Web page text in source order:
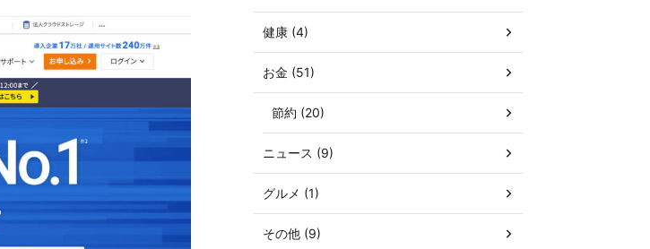
健康 (4)
お金 (51)
節約 (20)
ニュース (9)
グルメ (1)
その他 (9)